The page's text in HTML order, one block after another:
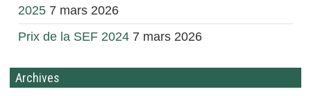
2025 7 mars 2026
Prix de la SEF 2024 7 mars 2026
Archives